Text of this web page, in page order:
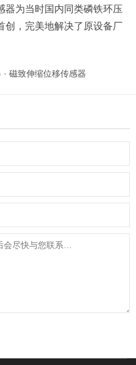
器为当时国内同类磷铁环压
创，完美地解决了原设备厂
· 磁致伸缩位移传感器